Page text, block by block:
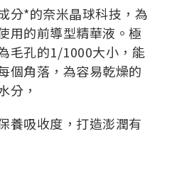
分*的奈米晶球科技，為
用的前導型精華液。極
毛孔的1/1000大小，能
個角落，為容易乾燥的
分，
養吸收度，打造澎潤有